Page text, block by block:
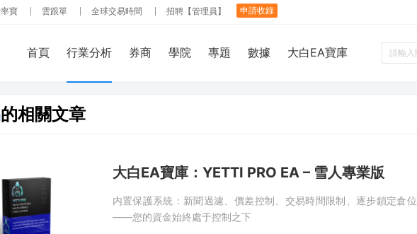
寶 雲跟單 全球交易時間 招聘【管理員】 申請收錄
首頁 行業分析 券商 學院 專題 數據 大白EA寶庫
的相關文章
大白EA寶庫：YETTI PRO EA – 雪人專業版
内置保護系統：新聞過濾、價差控制、交易時間限制、逐步鎖定倉位
——您的資金始終處于控制之下